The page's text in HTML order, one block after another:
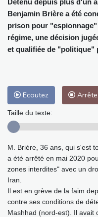
Benjamin Brière a été
prison pour
régime, une décision
et qualifiée de "politique"
Ecoutez
Taille du texte:
M. Brière, 36 ans, qui s'est
a été arrêté en mai 2020
zones interdites" avec un
Iran.
Il est en grève de la faim
contre ses conditions de
Mashhad (nord-est). Il avait